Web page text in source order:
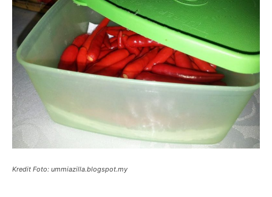
Kredit Foto: ummiazilla.blogspot.my